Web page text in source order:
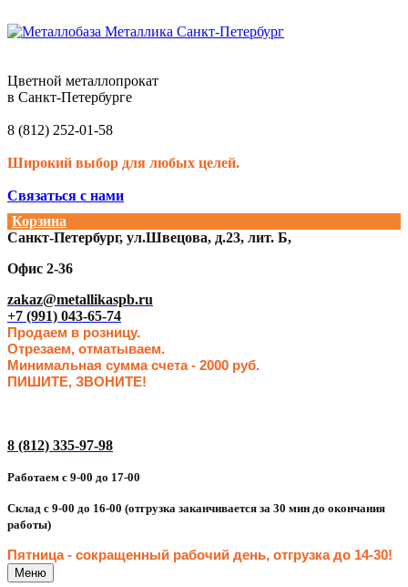
Цветной металлопрокат
в Санкт-Петербурге
8 (812) 252-01-58
Широкий выбор для любых целей.
Связаться с нами
Корзина
Санкт-Петербург, ул.Швецова, д.23, лит. Б,
Офис 2-36
zakaz@metallikaspb.ru
+7 (991) 043-65-74
Продаем в розницу.
Отрезаем, отматываем.
Минимальная сумма счета - 2000 руб.
ПИШИТЕ, ЗВОНИТЕ!
8 (812) 335-97-98
Работаем с 9-00 до 17-00
Склад с 9-00 до 16-00 (отгрузка заканчивается за 30 мин до окончания
работы)
Пятница - сокращенный рабочий день, отгрузка до 14-30!
Меню